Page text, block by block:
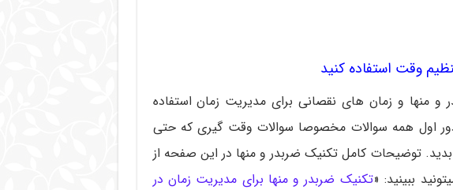
وقت استفاده کنید
و منها و زمان های نقصانی برای مدیریت زمان استفاده
اول همه سوالات مخصوصا سوالات وقت گیری که حتی
توضیحات کامل تکنیک ضربدر و منها در این صفحه از
تکنیک ضربدر و منها برای مدیریت زمان در